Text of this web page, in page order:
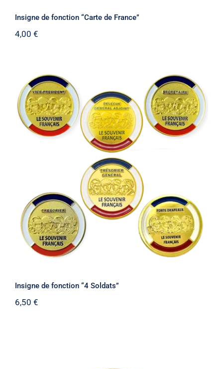
Insigne de fonction “Carte de France”
4,00 €
Insigne de fonction “4 Soldats”
Insigne de fonction “4 Soldats”
6,50 €